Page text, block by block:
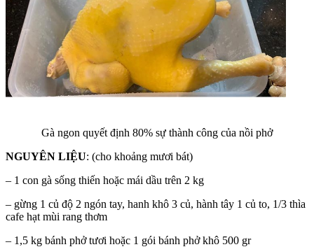
Gà ngon quyết định 80% sự thành công của nồi phở
NGUYÊN LIỆU: (cho khoảng mươi bát)
– 1 con gà sống thiến hoặc mái dầu trên 2 kg
– gừng 1 củ độ 2 ngón tay, hanh khô 3 củ, hành tây 1 củ to, 1/3 thìa
cafe hạt mùi rang thơm
– 1,5 kg bánh phở tươi hoặc 1 gói bánh phở khô 500 gr